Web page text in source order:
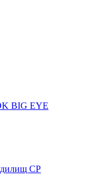
BIG EYE
СР